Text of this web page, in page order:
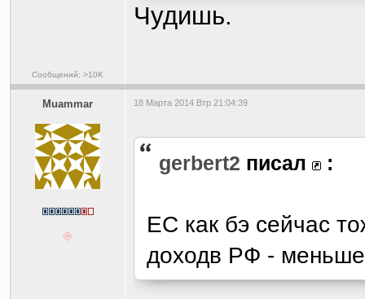
Сообщений: >10K
Чудишь.
Muammar 18 Марта 2014 Втр 21:04:39
gerbert2 писал :
ЕС как бэ сейчас
доходв РФ -